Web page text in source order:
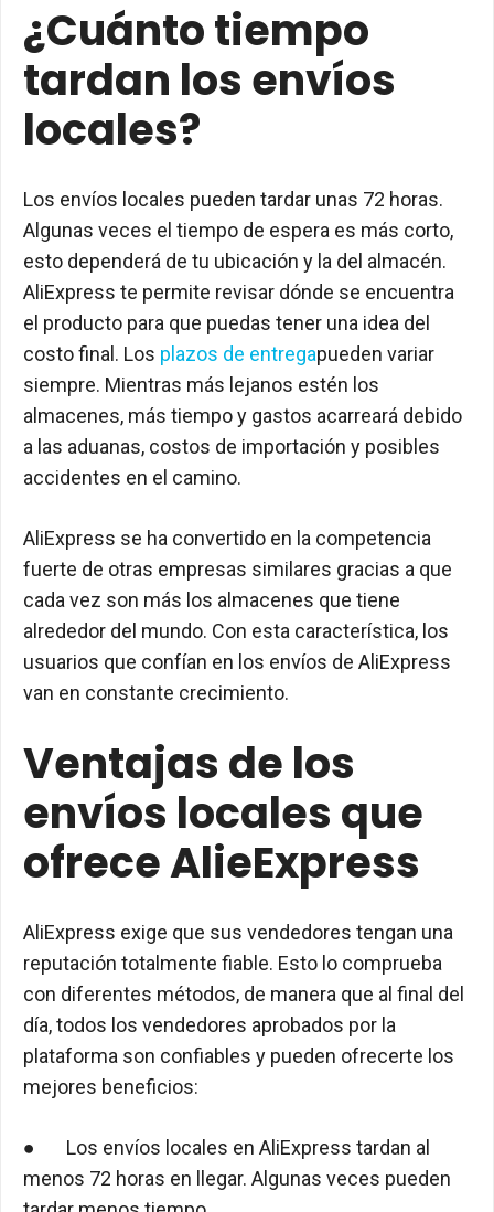
¿Cuánto tiempo
tardan los envíos
locales?
Los envíos locales pueden tardar unas 72 horas.
Algunas veces el tiempo de espera es más corto,
esto dependerá de tu ubicación y la del almacén.
AliExpress te permite revisar dónde se encuentra
el producto para que puedas tener una idea del
costo final. Los plazos de entregapueden variar
siempre. Mientras más lejanos estén los
almacenes, más tiempo y gastos acarreará debido
a las aduanas, costos de importación y posibles
accidentes en el camino.
AliExpress se ha convertido en la competencia
fuerte de otras empresas similares gracias a que
cada vez son más los almacenes que tiene
alrededor del mundo. Con esta característica, los
usuarios que confían en los envíos de AliExpress
van en constante crecimiento.
Ventajas de los
envíos locales que
ofrece AlieExpress
AliExpress exige que sus vendedores tengan una
reputación totalmente fiable. Esto lo comprueba
con diferentes métodos, de manera que al final del
día, todos los vendedores aprobados por la
plataforma son confiables y pueden ofrecerte los
mejores beneficios:
● Los envíos locales en AliExpress tardan al
menos 72 horas en llegar. Algunas veces pueden